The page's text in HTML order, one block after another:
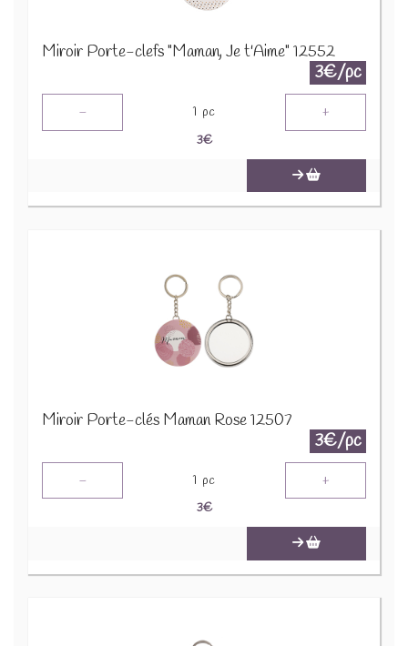
Miroir Porte-clefs "Maman, Je t'Aime" 12552
3€/pc
- 1 pc +
3€
Miroir Porte-clés Maman Rose 12507
3€/pc
- 1 pc +
3€